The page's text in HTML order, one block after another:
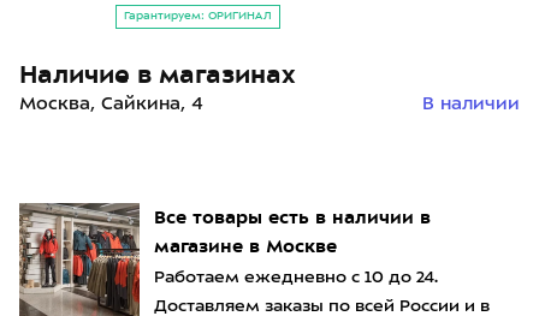
Все товары есть в наличии в
магазине в Москве
Работаем ежедневно с 10 до 24.
Доставляем заказы по всей России и в
Гарантируем: ОРИГИНАЛ
Наличие в магазинах
Москва, Сайкина, 4 В наличии